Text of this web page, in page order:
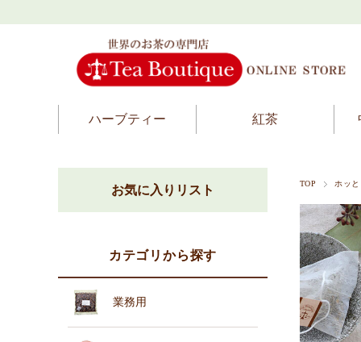
ハーブティー 紅茶
TOP ホッ
お気に入りリスト
カテゴリから探す
業務用